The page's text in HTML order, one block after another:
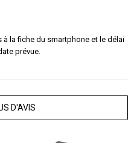
la fiche du smartphone et le délai
prévue.
D'AVIS